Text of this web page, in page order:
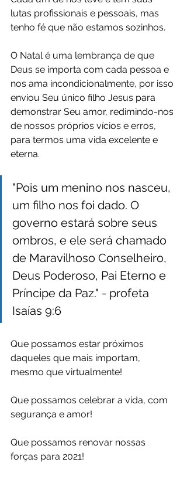
lutas profissionais e pessoais, mas
tenho fé que não estamos sozinhos.
O Natal é uma lembrança de que
Deus se importa com cada pessoa e
nos ama incondicionalmente, por isso
enviou Seu único filho Jesus para
demonstrar Seu amor, redimindo-nos
de nossos próprios vícios e erros,
para termos uma vida excelente e
eterna.
"Pois um menino nos nasceu,
um filho nos foi dado. O
governo estará sobre seus
ombros, e ele será chamado
de Maravilhoso Conselheiro,
Deus Poderoso, Pai Eterno e
Príncipe da Paz." - profeta
Isaías 9:6
Que possamos estar próximos
daqueles que mais importam,
mesmo que virtualmente!
Que possamos celebrar a vida, com
segurança e amor!
Que possamos renovar nossas
forças para 2021!